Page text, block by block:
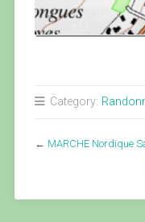
Category:
← MARCHE Nordique